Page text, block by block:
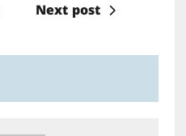
Next post